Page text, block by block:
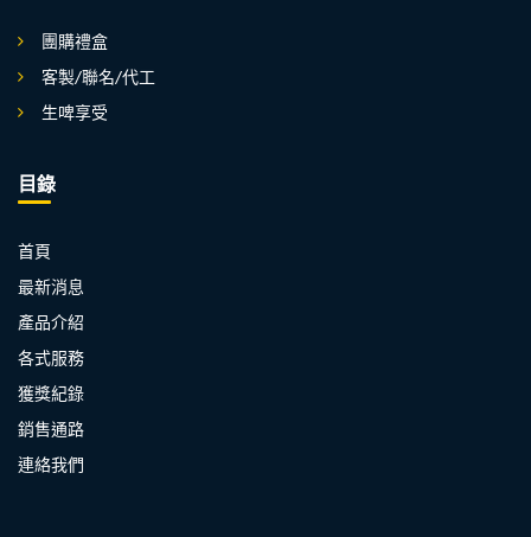
團購禮盒
客製/聯名/代工
生啤享受
目錄
首頁
最新消息
產品介紹
各式服務
獲獎紀錄
銷售通路
連絡我們